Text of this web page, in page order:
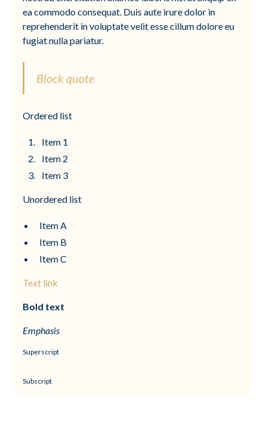
ea commodo consequat. Duis aute irure dolor in
reprehenderit in voluptate velit esse cillum dolore eu
fugiat nulla pariatur.
Block quote
Ordered list
Item 1
Item 2
Item 3
Unordered list
Item A
Item B
Item C
Text link
Bold text
Emphasis
Superscript
Subscript